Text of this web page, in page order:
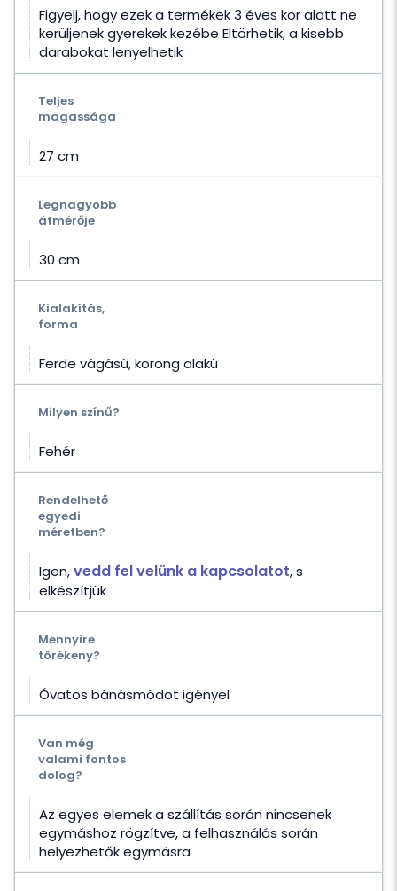
Figyelj, hogy ezek a termékek 3 éves kor alatt ne
kerüljenek gyerekek kezébe Eltörhetik, a kisebb
darabokat lenyelhetik
Teljes
magassága
27 cm
Legnagyobb
átmérője
30 cm
Kialakítás,
forma
Ferde vágású, korong alakú
Milyen színű?
Fehér
Rendelhető
egyedi
méretben?
Igen,vedd fel velünk a kapcsolatot, s
elkészítjük
Mennyire
törékeny?
Óvatos bánásmódot igényel
Van még
valami fontos
dolog?
Az egyes elemek a szállítás során nincsenek
egymáshoz rögzítve, a felhasználás során
helyezhetők egymásra